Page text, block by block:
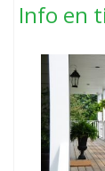
Info en